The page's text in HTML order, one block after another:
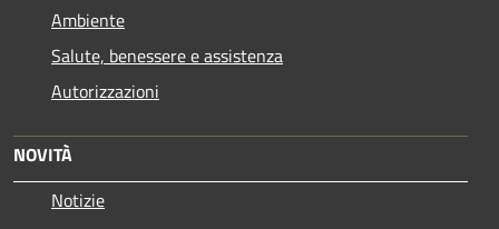
Ambiente
Salute, benessere e assistenza
Autorizzazioni
NOVITÀ
Notizie